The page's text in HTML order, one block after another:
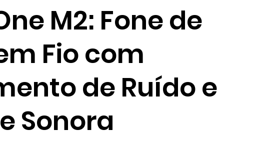
M2: Fone de
Fio com
de Ruído e
Sonora